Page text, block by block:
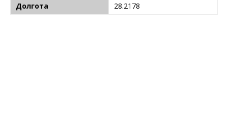
Долгота
28.2178